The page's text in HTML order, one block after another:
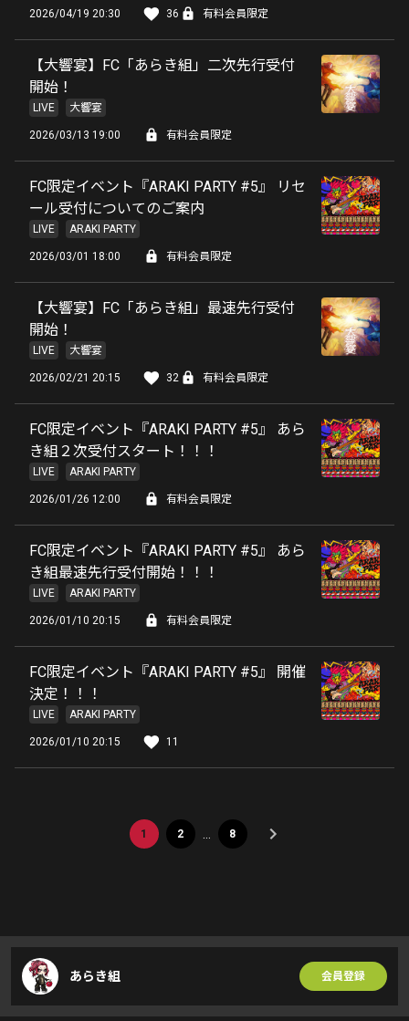
2026/04/19 20:30 36 有料会員限定
【大響宴】FC「あらき組」二次先行受付
開始！
LIVE 大響宴
2026/03/13 19:00 有料会員限定
FC限定イベント『ARAKI PARTY #5』 リセ
ール受付についてのご案内
LIVE ARAKI PARTY
2026/03/01 18:00 有料会員限定
【大響宴】FC「あらき組」最速先行受付
開始！
LIVE 大響宴
2026/02/21 20:15 32 有料会員限定
FC限定イベント『ARAKI PARTY #5』 あら
き組２次受付スタート！！！
LIVE ARAKI PARTY
2026/01/26 12:00 有料会員限定
FC限定イベント『ARAKI PARTY #5』 あら
き組最速先行受付開始！！！
LIVE ARAKI PARTY
2026/01/10 20:15 有料会員限定
FC限定イベント『ARAKI PARTY #5』 開催
決定！！！
LIVE ARAKI PARTY
2026/01/10 20:15 11
1 2 8
あらき組 会員登録